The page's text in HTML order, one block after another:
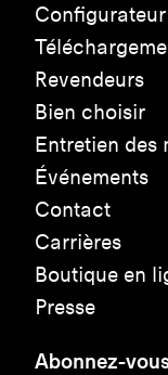
Configurateur
Revendeurs
Bien choisir
Entretien des
Événements
Contact
Carrières
Boutique en
Presse
Abonnez-